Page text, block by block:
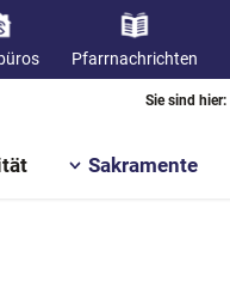
Pfarrnachrichten
Sie sind hier:
Sakramente